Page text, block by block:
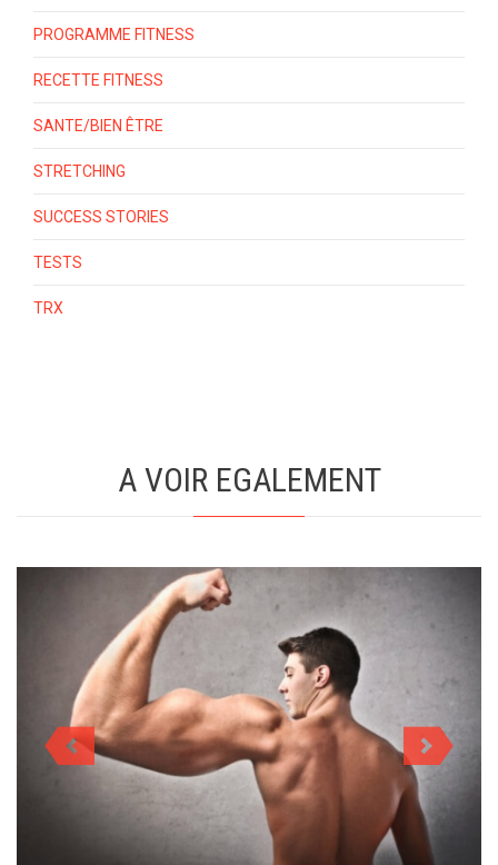
PROGRAMME FITNESS
RECETTE FITNESS
SANTE/BIEN ÊTRE
STRETCHING
SUCCESS STORIES
TESTS
TRX
A VOIR EGALEMENT